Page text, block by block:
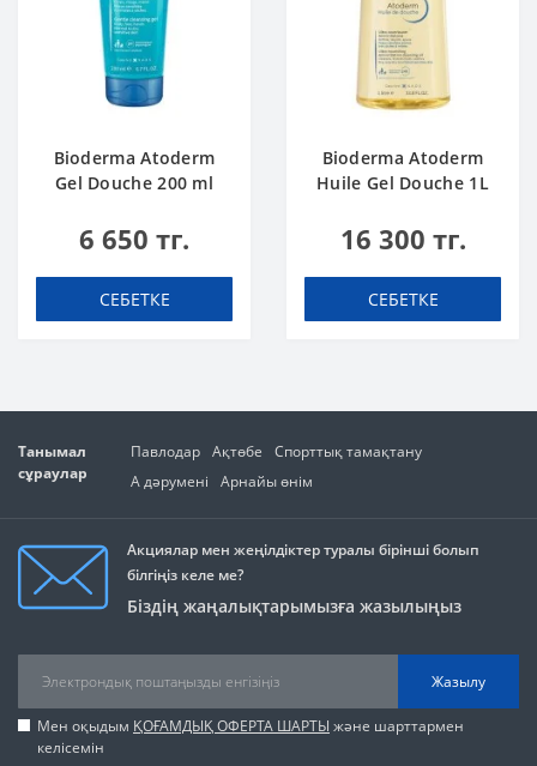
Bioderma Atoderm
Gel Douche 200 ml
6 650 тг.
СЕБЕТКЕ
Bioderma Atoderm
Huile Gel Douche 1L
16 300 тг.
СЕБЕТКЕ
Танымал
сұраулар
Павлодар Ақтөбе
Спорттық тамақтану
А дәрумені
Арнайы өнім
Акциялар мен жеңілдіктер туралы бірінші болып
білгіңіз келе ме?
Біздің жаңалықтарымызға жазылыңыз
Жазылу
Мен оқыдым ҚОҒАМДЫҚ ОФЕРТА ШАРТЫ және шарттармен
келісемін